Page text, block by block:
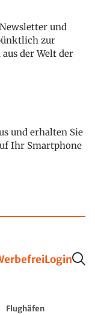
und
zur
der Welt der
und erhalten Sie
Ihr Smartphone
Login
Flughäfen